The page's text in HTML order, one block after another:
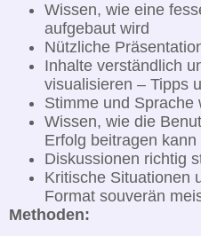
Wissen, wie eine
aufgebaut wird
Nützliche
Inhalte verständlich
visualisieren – Tipps
Stimme und Sprache
Wissen, wie die
Erfolg beitragen kann
Diskussionen richtig
Kritische Situationen
Format souverän
Methoden: